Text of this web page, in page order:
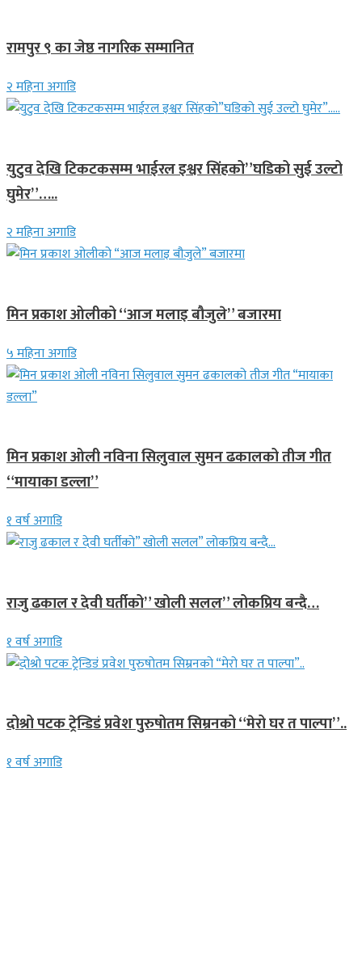
रामपुर ९ का जेष्ठ नागरिक सम्मानित
२ महिना अगाडि
युटुव देखि टिकटकसम्म भाईरल इश्वर सिंहको”घडिको सुई उल्टो
घुमेर”…..
२ महिना अगाडि
मिन प्रकाश ओलीको “आज मलाइ बौजुले” बजारमा
५ महिना अगाडि
मिन प्रकाश ओली नविना सिलुवाल सुमन ढकालको तीज गीत
“मायाका डल्ला”
१ वर्ष अगाडि
राजु ढकाल र देवी घर्तीको” खोली सलल” लोकप्रिय बन्दै…
१ वर्ष अगाडि
दोश्रो पटक ट्रेन्डिडं प्रवेश पुरुषोतम सिम्रनको “मेरो घर त पाल्पा”..
१ वर्ष अगाडि